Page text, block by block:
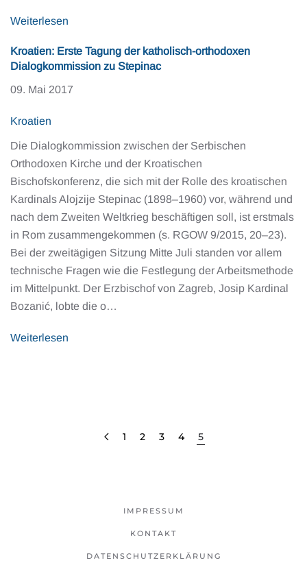
Weiterlesen
Kroatien: Erste Tagung der katholisch-orthodoxen
Dialogkommission zu Stepinac
09. Mai 2017
Kroatien
Die Dialogkommission zwischen der Serbischen
Orthodoxen Kirche und der Kroatischen
Bischofskonferenz, die sich mit der Rolle des kroatischen
Kardinals Alojzije Stepinac (1898–1960) vor, während und
nach dem Zweiten Weltkrieg beschäftigen soll, ist erstmals
in Rom zusammengekommen (s. RGOW 9/2015, 20–23).
Bei der zweitägigen Sitzung Mitte Juli standen vor allem
technische Fragen wie die Festlegung der Arbeitsmethode
im Mittelpunkt. Der Erzbischof von Zagreb, Josip Kardinal
Bozanić, lobte die o…
Weiterlesen
1 2 3 4 5
IMPRESSUM
KONTAKT
DATENSCHUTZERKLÄRUNG